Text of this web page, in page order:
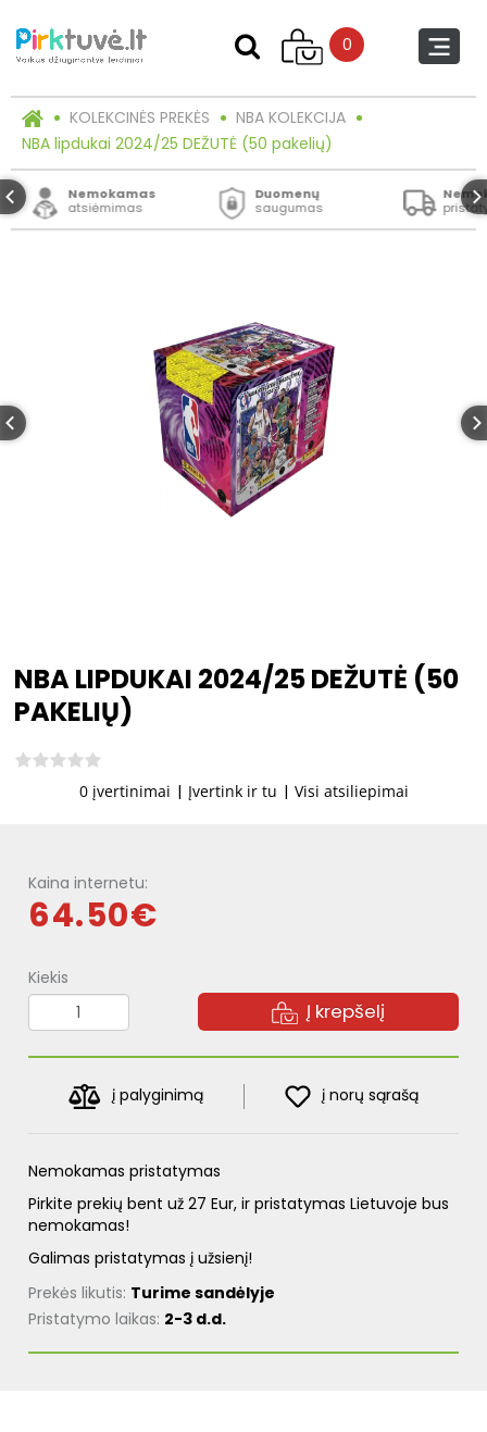
0
KOLEKCINĖS PREKĖS
NBA KOLEKCIJA
NBA lipdukai 2024/25 DEŽUTĖ (50 pakelių)
Nemokamas
atsiėmimas
Duomenų
saugumas
NBA LIPDUKAI 2024/25 DEŽUTĖ (50
PAKELIŲ)
0 įvertinimai | Įvertink ir tu | Visi atsiliepimai
Kaina internetu:
64.50€
Kiekis
Į krepšelį
į palyginimą į norų sąrašą
Nemokamas pristatymas
Pirkite prekių bent už 27 Eur, ir pristatymas Lietuvoje bus
nemokamas!
Galimas pristatymas į užsienį!
Prekės likutis: Turime sandėlyje
Pristatymo laikas: 2-3 d.d.